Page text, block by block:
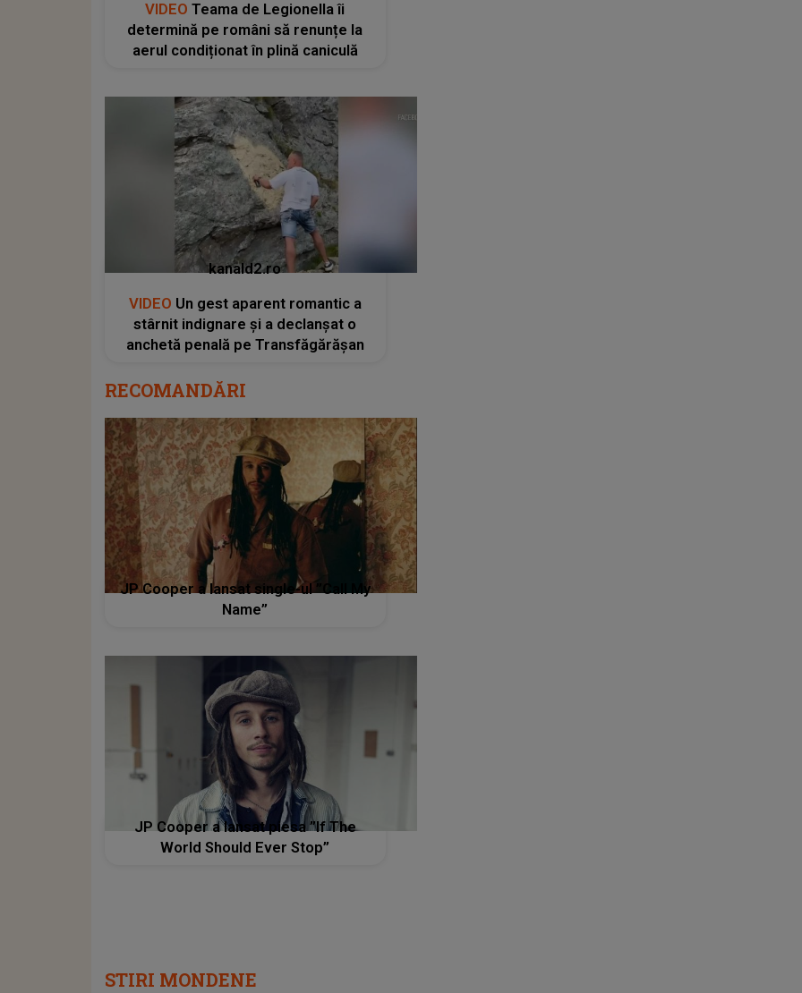
VIDEO Teama de Legionella îi
determină pe români să renunțe la
aerul condiționat în plină caniculă
kanald2.ro
VIDEO Un gest aparent romantic a
stârnit indignare și a declanșat o
anchetă penală pe Transfăgărășan
RECOMANDĂRI
JP Cooper a lansat single-ul ”Call My
Name”
JP Cooper a lansat piesa ”If The
World Should Ever Stop”
STIRI MONDENE